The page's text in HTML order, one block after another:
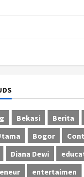
Bekasi Berita
Bogor
Diana Dewi
entertaimen